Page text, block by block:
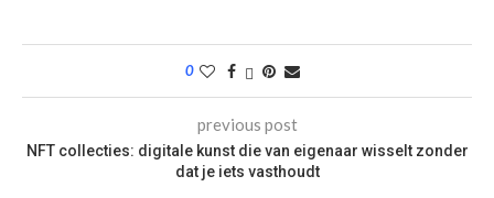
0
previous post
NFT collecties: digitale kunst die van eigenaar wisselt zonder
dat je iets vasthoudt